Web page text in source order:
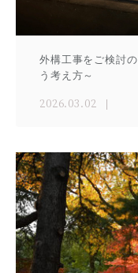
外構工事をご検討
う考え方～
2026.03.02